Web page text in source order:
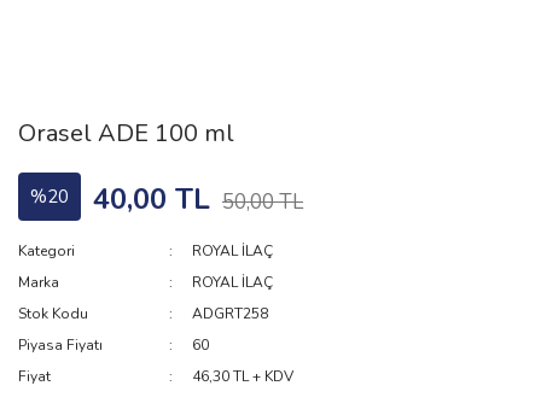
Orasel ADE 100 ml
%20 40,00 TL 50,00 TL
Kategori
ROYAL İLAÇ
Marka
ROYAL İLAÇ
Stok Kodu
ADGRT258
Piyasa Fiyatı
60
Fiyat
46,30 TL + KDV